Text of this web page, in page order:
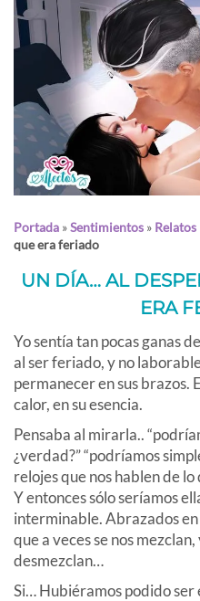
Portada »Sentimientos » Relatos
que era feriado
UN DÍA… AL
ERA
Yo sentía tan pocas ganas
al ser feriado, y no
permanecer en sus brazos.
calor, en su esencia.
Pensaba al mirarla..
¿verdad?” “podríamos
relojes que nos hablen de lo
Y entonces sólo seríamos
interminable. Abrazados
que a veces se nos mezclan,
desmezclan…
Si… Hubiéramos podido